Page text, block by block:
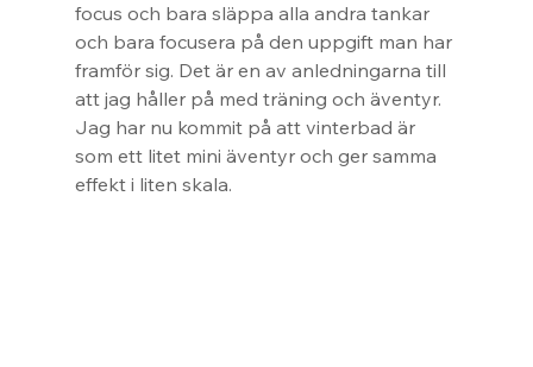
focus och bara släppa alla andra tankar
och bara focusera på den uppgift man har
framför sig. Det är en av anledningarna till
att jag håller på med träning och äventyr.
Jag har nu kommit på att vinterbad är
som ett litet mini äventyr och ger samma
effekt i liten skala.